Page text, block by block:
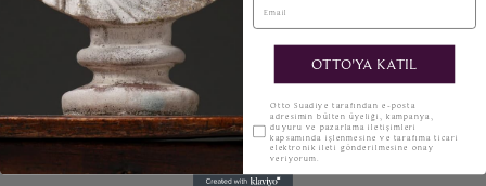
OTTO'YA KATIL
KVKKOtto Suadiye tarafından e-posta
adresimin bülten üyeliği, kampanya,
duyuru ve pazarlama iletişimleri
kapsamında işlenmesine ve tarafıma ticari
elektronik ileti gönderilmesine onay
veriyorum.